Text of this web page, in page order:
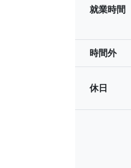
就業時間
時間外
休日